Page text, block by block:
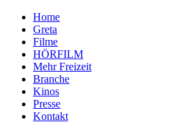
Home
Greta
Filme
HÖRFILM
Mehr Freizeit
Branche
Kinos
Presse
Kontakt